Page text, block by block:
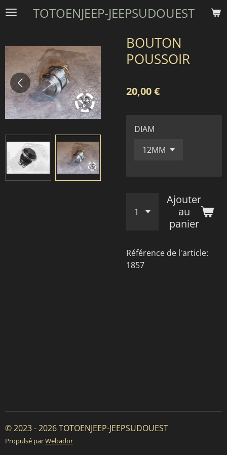
Passer
principal
TOTOENJEEP-JEEPSUDOUEST
BOUTON
POUSSOIR
20,00 €
DIAM
Ajouter
au
panier
Référence de l'article:
1857
© 2023 - 2026 TOTOENJEEP-JEEPSUDOUEST
Propulsé parWebador